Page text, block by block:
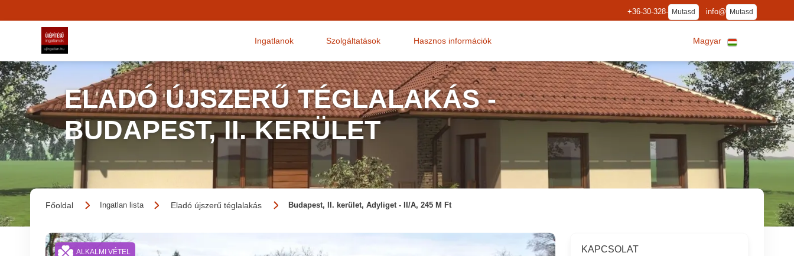
+36-30-328- Mutasd info@ Mutasd
Ingatlanok Szolgáltatások Hasznos információk Magyar
ELADÓ ÚJSZERŰ TÉGLALAKÁS -
BUDAPEST, II. KERÜLET
Főoldal Ingatlan lista Eladó újszerű téglalakás Budapest, II. kerület, Adyliget - II/A, 245 M Ft
ALKALMI VÉTEL KAPCSOLAT